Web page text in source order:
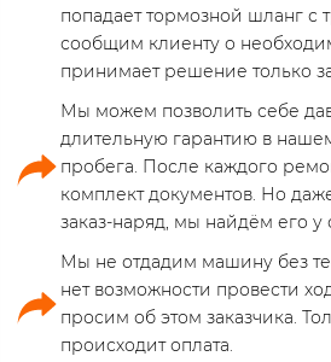
попадает тормозной шланг
сообщим клиенту о
принимает решение только
Мы можем позволить себе
длительную гарантию в
пробега. После каждого
комплект документов. Но
заказ-наряд, мы найдём его у
Мы не отдадим машину без
нет возможности провести
просим об этом заказчика.
происходит оплата.